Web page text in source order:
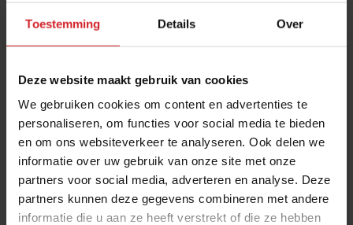
Toestemming Details Over
Deze website maakt gebruik van cookies
We gebruiken cookies om content en advertenties te
personaliseren, om functies voor social media te bieden
en om ons websiteverkeer te analyseren. Ook delen we
informatie over uw gebruik van onze site met onze
partners voor social media, adverteren en analyse. Deze
partners kunnen deze gegevens combineren met andere
informatie die u aan ze heeft verstrekt of die ze hebben
Benieuwd waar we elkaar kunnen
versterken?
Vraag hieronder meer informatie aan over een
Voornaam
Bedrijfsnaam